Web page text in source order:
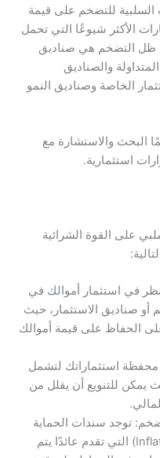
السلبية للتضخم على قيمة
الأكثر شيوعًا التي تحمل
ظل التضخم هي صناديق
والصناديق
الخاصة وصناديق النمو
البحث والاستشارة مع
استثمارية.
على القوة الشرائية
في استثمار أموالك في
أو صناديق الاستثمار، حيث
الحفاظ على قيمة أموالك
محفظة استثماراتك لتشمل
يمكن للتنويع أن يقلل من
توجد سندات الحماية
من التضخم (Inflation-Protected Bonds) التي تقدم عائدًا يتم